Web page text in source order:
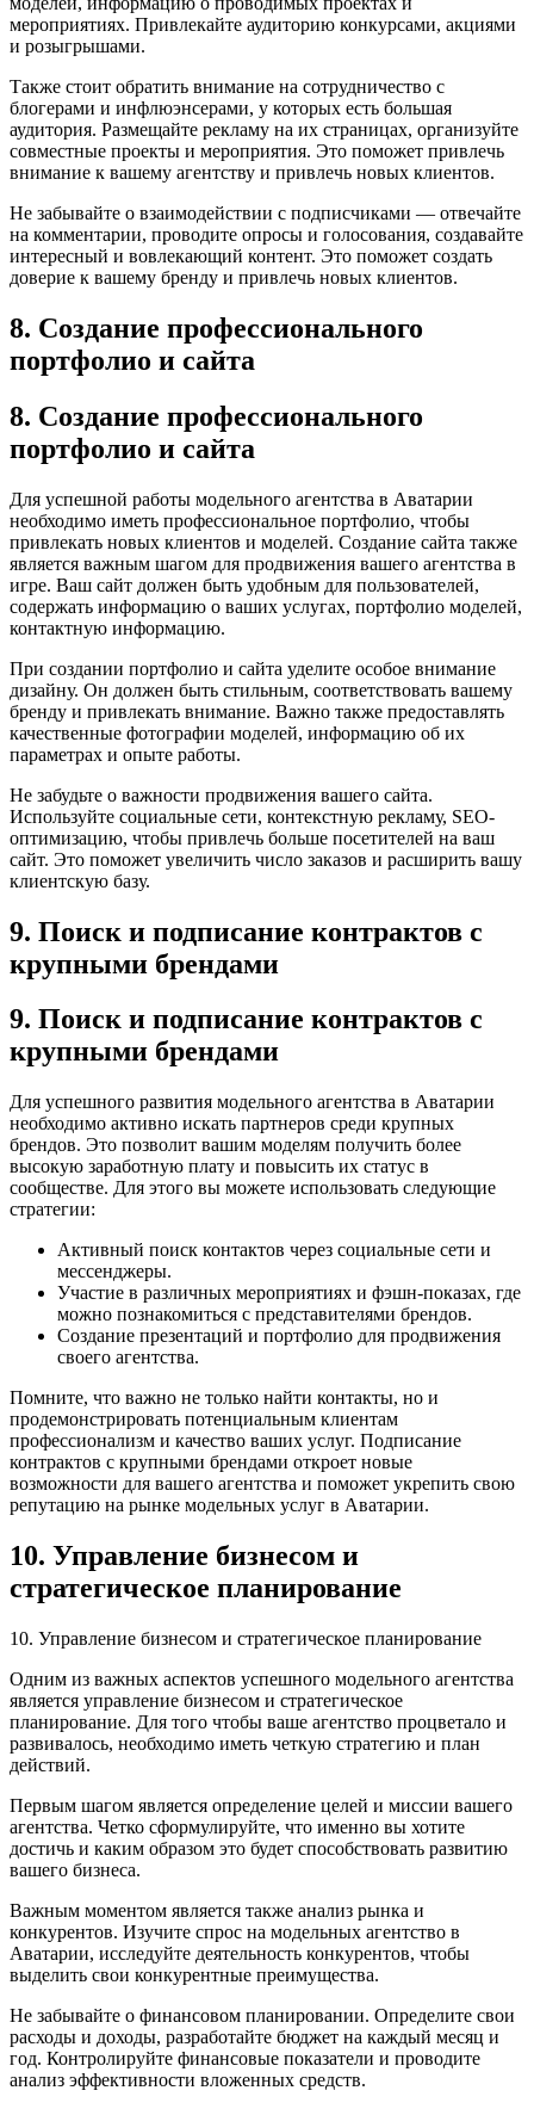
мероприятиях. Привлекайте аудиторию конкурсами, акциями
и розыгрышами.
Также стоит обратить внимание на сотрудничество с
блогерами и инфлюэнсерами, у которых есть большая
аудитория. Размещайте рекламу на их страницах, организуйте
совместные проекты и мероприятия. Это поможет привлечь
внимание к вашему агентству и привлечь новых клиентов.
Не забывайте о взаимодействии с подписчиками — отвечайте
на комментарии, проводите опросы и голосования, создавайте
интересный и вовлекающий контент. Это поможет создать
доверие к вашему бренду и привлечь новых клиентов.
8. Создание профессионального
портфолио и сайта
8. Создание профессионального
портфолио и сайта
Для успешной работы модельного агентства в Аватарии
необходимо иметь профессиональное портфолио, чтобы
привлекать новых клиентов и моделей. Создание сайта также
является важным шагом для продвижения вашего агентства в
игре. Ваш сайт должен быть удобным для пользователей,
содержать информацию о ваших услугах, портфолио моделей,
контактную информацию.
При создании портфолио и сайта уделите особое внимание
дизайну. Он должен быть стильным, соответствовать вашему
бренду и привлекать внимание. Важно также предоставлять
качественные фотографии моделей, информацию об их
параметрах и опыте работы.
Не забудьте о важности продвижения вашего сайта.
Используйте социальные сети, контекстную рекламу, SEO-
оптимизацию, чтобы привлечь больше посетителей на ваш
сайт. Это поможет увеличить число заказов и расширить вашу
клиентскую базу.
9. Поиск и подписание контрактов с
крупными брендами
9. Поиск и подписание контрактов с
крупными брендами
Для успешного развития модельного агентства в Аватарии
необходимо активно искать партнеров среди крупных
брендов. Это позволит вашим моделям получить более
высокую заработную плату и повысить их статус в
сообществе. Для этого вы можете использовать следующие
стратегии:
Активный поиск контактов через социальные сети и
мессенджеры.
Участие в различных мероприятиях и фэшн-показах, где
можно познакомиться с представителями брендов.
Создание презентаций и портфолио для продвижения
своего агентства.
Помните, что важно не только найти контакты, но и
продемонстрировать потенциальным клиентам
профессионализм и качество ваших услуг. Подписание
контрактов с крупными брендами откроет новые
возможности для вашего агентства и поможет укрепить свою
репутацию на рынке модельных услуг в Аватарии.
10. Управление бизнесом и
стратегическое планирование
10. Управление бизнесом и стратегическое планирование
Одним из важных аспектов успешного модельного агентства
является управление бизнесом и стратегическое
планирование. Для того чтобы ваше агентство процветало и
развивалось, необходимо иметь четкую стратегию и план
действий.
Первым шагом является определение целей и миссии вашего
агентства. Четко сформулируйте, что именно вы хотите
достичь и каким образом это будет способствовать развитию
вашего бизнеса.
Важным моментом является также анализ рынка и
конкурентов. Изучите спрос на модельных агентство в
Аватарии, исследуйте деятельность конкурентов, чтобы
выделить свои конкурентные преимущества.
Не забывайте о финансовом планировании. Определите свои
расходы и доходы, разработайте бюджет на каждый месяц и
год. Контролируйте финансовые показатели и проводите
анализ эффективности вложенных средств.